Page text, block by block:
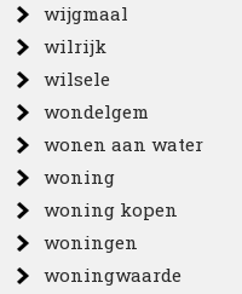
wijgmaal
wilrijk
wilsele
wondelgem
wonen aan water
woning
woning kopen
woningen
woningwaarde